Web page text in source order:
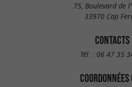
75, Boulevard de
33970 Cap
CONTACTS
Tél. : 06 47 35
COORDONNÉES